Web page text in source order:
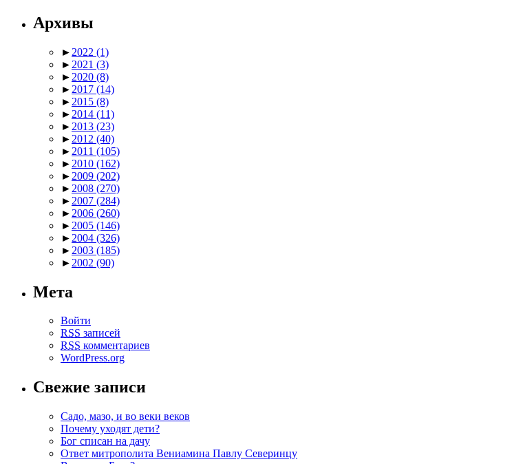
Архивы
► 2022 (1)
► 2021 (3)
► 2020 (8)
► 2017 (14)
► 2015 (8)
► 2014 (11)
► 2013 (23)
► 2012 (40)
► 2011 (105)
► 2010 (162)
► 2009 (202)
► 2008 (270)
► 2007 (284)
► 2006 (260)
► 2005 (146)
► 2004 (326)
► 2003 (185)
► 2002 (90)
Мета
Войти
RSS записей
RSS комментариев
WordPress.org
Свежие записи
Садо, мазо, и во веки веков
Почему уходят дети?
Бог списан на дачу
Ответ митрополита Вениамина Павлу Северинцу